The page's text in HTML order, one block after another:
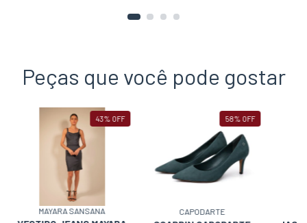
Peças que você pode gostar
43% OFF
MAYARA SANSANA
58% OFF
CAPODARTE